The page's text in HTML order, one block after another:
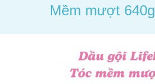
Mềm mượt 640g